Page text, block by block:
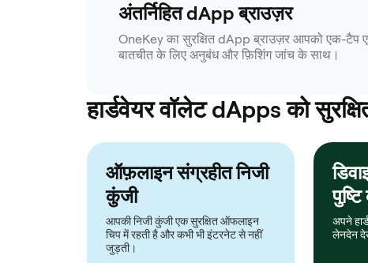
अंतर्निहित dApp ब्राउज़र
OneKey का सुरक्षित dApp ब्राउज़र आपको एक-टैप
बातचीत के लिए अनुबंध और फ़िशिंग जांच के साथ।
हार्डवेयर वॉलेट dApps को
ऑफ़लाइन संग्रहीत निजी
कुंजी
आपकी निजी कुंजी एक सुरक्षित ऑफलाइन
चिप में रहती है और कभी भी इंटरनेट से नहीं
जुड़ती।
अपने
लेनदेन